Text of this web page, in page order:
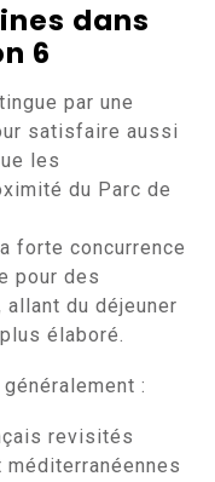
dans
6
par une
satisfaire aussi
les
du Parc de
forte concurrence
pour des
du déjeuner
élaboré.
:
revisités